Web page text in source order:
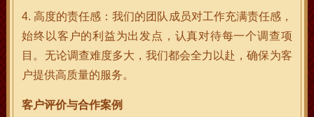
4. 高度的责任感：我们的团队成员对工作充满责任感，
始终以客户的利益为出发点，认真对待每一个调查项
目。无论调查难度多大，我们都会全力以赴，确保为客
户提供高质量的服务。
客户评价与合作案例